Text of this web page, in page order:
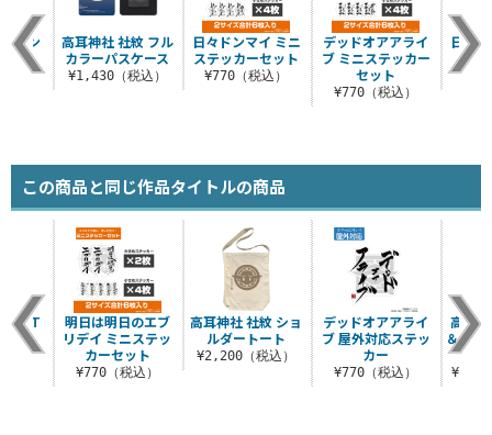
日々ドンマイ ミニ
ステッカーセット
¥770（税込）
デッドオアアライ
ブ ミニステッカー
セット
¥770（税込）
日々
対応
ャン
オル
込）
高耳神社 社紋 フル
カラーパスケース
¥1,430（税込）
この商品と同じ作品タイトルの商品
高耳神社 社紋 ショ
ルダートート
¥2,200（税込）
デッドオアアライ
ブ 屋外対応ステッ
カー
¥770（税込）
高耳
＆スト
う T
込）
明日は明日のエブ
リデイ ミニステッ
カーセット
¥770（税込）